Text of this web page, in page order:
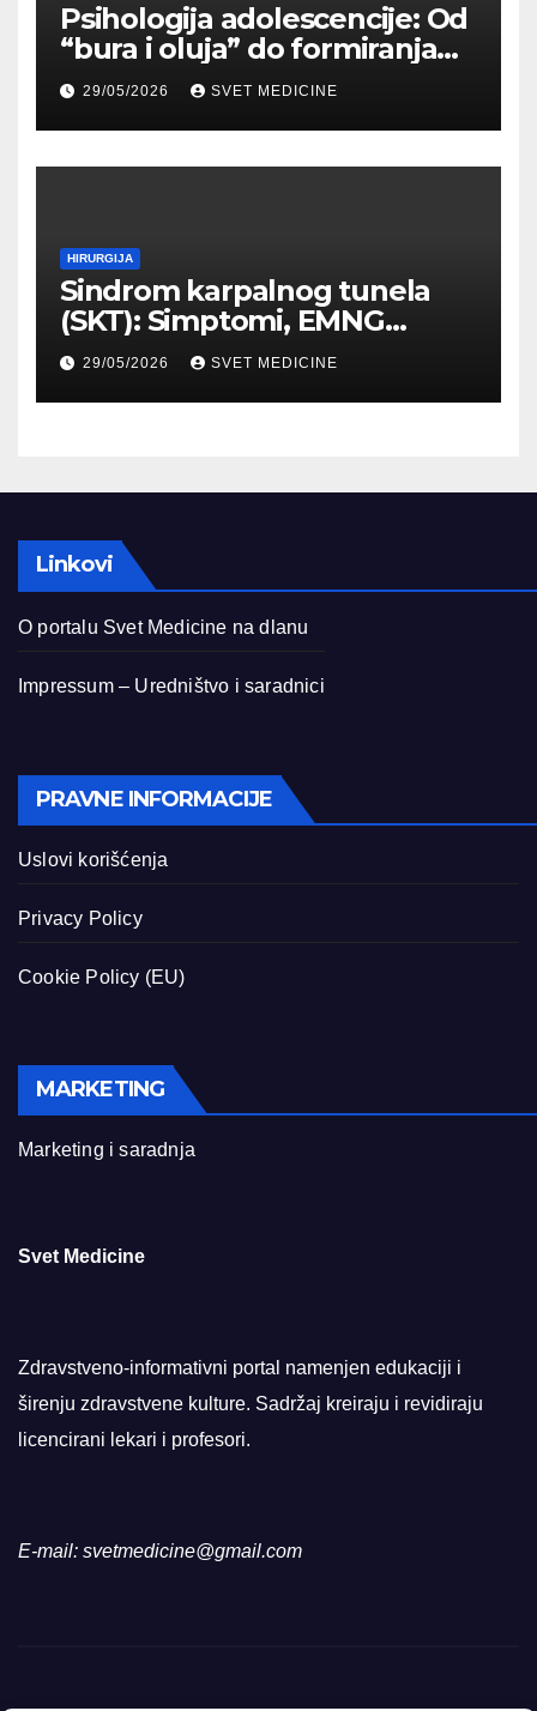
Psihologija adolescencije: Od
“bura i oluja” do formiranja
stabilnog identiteta
29/05/2026 SVET MEDICINE
HIRURGIJA
Sindrom karpalnog tunela
(SKT): Simptomi, EMNG
dijagnostika i lečenje
29/05/2026 SVET MEDICINE
Linkovi
O portalu Svet Medicine na dlanu
Impressum – Uredništvo i saradnici
PRAVNE INFORMACIJE
Uslovi korišćenja
Privacy Policy
Cookie Policy (EU)
MARKETING
Marketing i saradnja
Svet Medicine
Zdravstveno-informativni portal namenjen edukaciji i
širenju zdravstvene kulture. Sadržaj kreiraju i revidiraju
licencirani lekari i profesori.
E-mail: svetmedicine@gmail.com